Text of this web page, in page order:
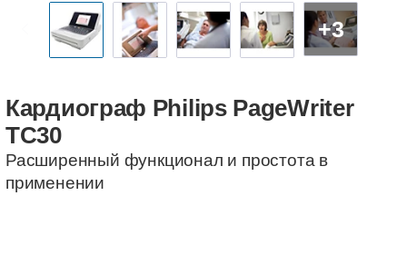
+3
Кардиограф Philips PageWriter
TC30
Расширенный функционал и простота в
применении